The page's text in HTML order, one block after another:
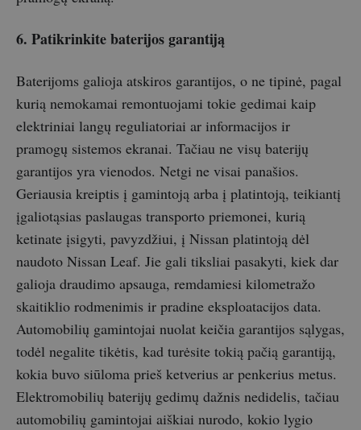
6. Patikrinkite baterijos garantiją
Baterijoms galioja atskiros garantijos, o ne tipinė, pagal
kurią nemokamai remontuojami tokie gedimai kaip
elektriniai langų reguliatoriai ar informacijos ir
pramogų sistemos ekranai. Tačiau ne visų baterijų
garantijos yra vienodos. Netgi ne visai panašios.
Geriausia kreiptis į gamintoją arba į platintoją, teikiantį
įgaliotąsias paslaugas transporto priemonei, kurią
ketinate įsigyti, pavyzdžiui, į Nissan platintoją dėl
naudoto Nissan Leaf. Jie gali tiksliai pasakyti, kiek dar
galioja draudimo apsauga, remdamiesi kilometražo
skaitiklio rodmenimis ir pradine eksploatacijos data.
Automobilių gamintojai nuolat keičia garantijos sąlygas,
todėl negalite tikėtis, kad turėsite tokią pačią garantiją,
kokia buvo siūloma prieš ketverius ar penkerius metus.
Elektromobilių baterijų gedimų dažnis nedidelis, tačiau
automobilių gamintojai aiškiai nurodo, kokio lygio